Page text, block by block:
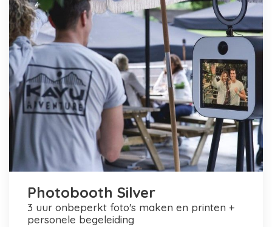
Photobooth Silver
3 uur onbeperkt foto's maken en printen +
personele begeleiding